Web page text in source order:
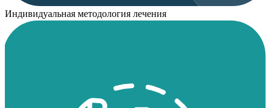
Индивидуальная методология лечения